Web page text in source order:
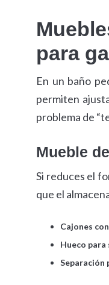
para
En un baño
permiten
problema de
Mueble
Si reduces el
que el
Cajones
Hueco para
Separación